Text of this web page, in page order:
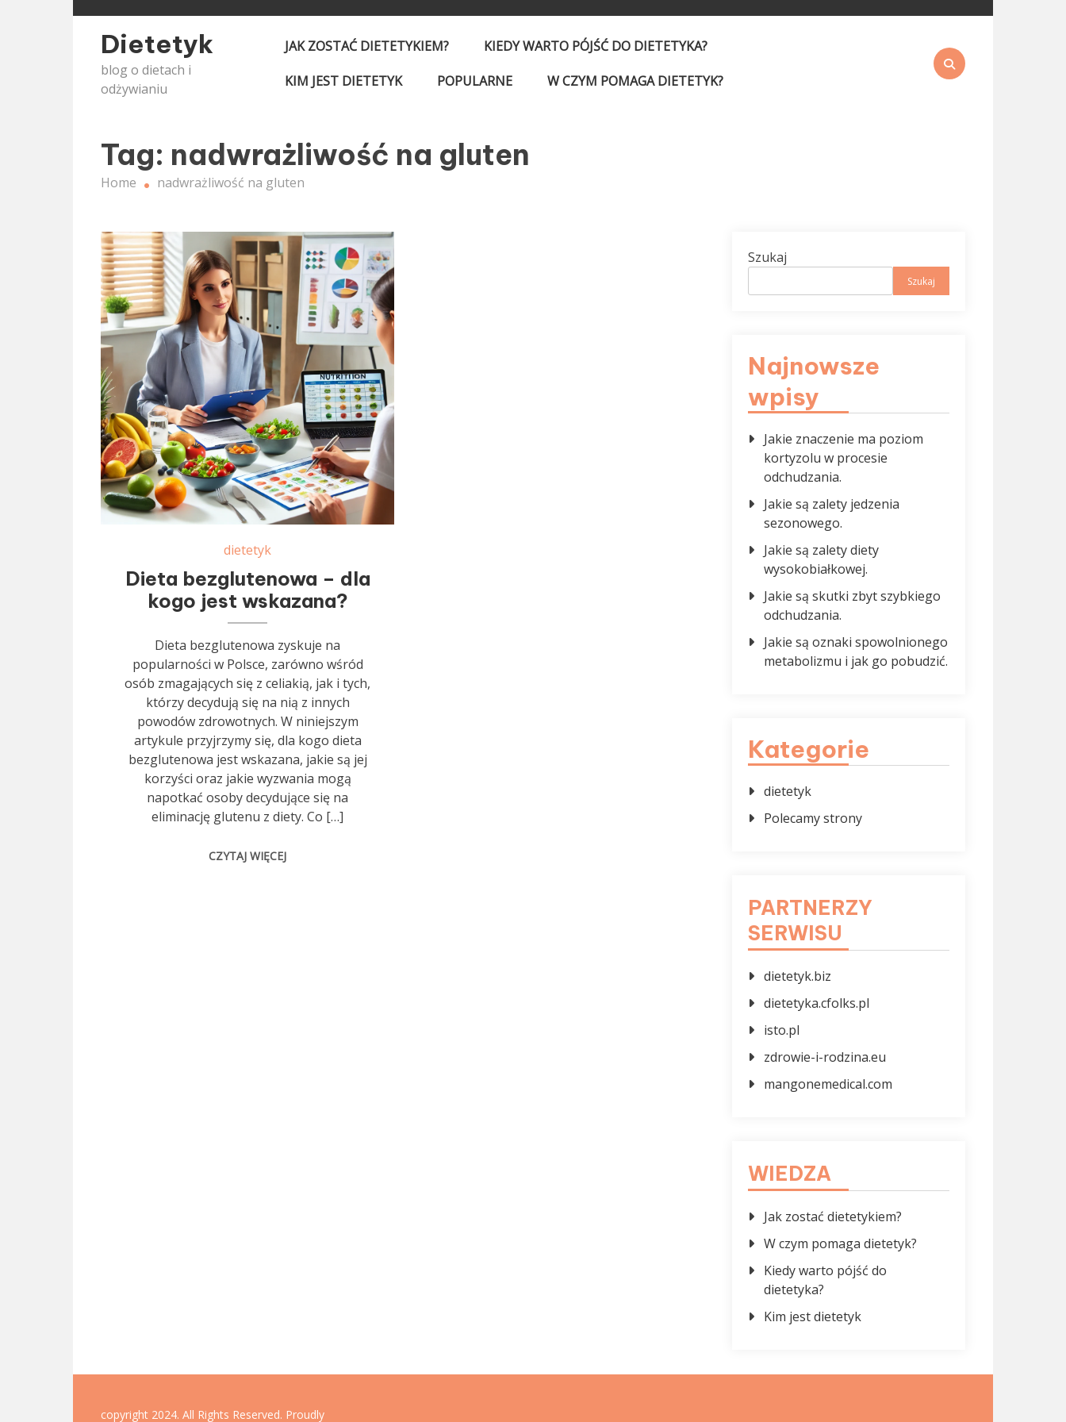
contentDietetyk
blog o dietach i
odżywianiu
JAK ZOSTAĆ DIETETYKIEM?
KIEDY WARTO PÓJŚĆ DO DIETETYKA?
KIM JEST DIETETYK
POPULARNE W CZYM POMAGA DIETETYK?
Tag: nadwrażliwość na gluten
Home nadwrażliwość na gluten
dietetyk
Dieta bezglutenowa – dla
kogo jest wskazana?
Dieta bezglutenowa zyskuje na
popularności w Polsce, zarówno wśród
osób zmagających się z celiakią, jak i tych,
którzy decydują się na nią z innych
powodów zdrowotnych. W niniejszym
artykule przyjrzymy się, dla kogo dieta
bezglutenowa jest wskazana, jakie są jej
korzyści oraz jakie wyzwania mogą
napotkać osoby decydujące się na
eliminację glutenu z diety. Co […]
CZYTAJ WIĘCEJ
Szukaj
Szukaj
Najnowsze
wpisy
Jakie znaczenie ma poziom
kortyzolu w procesie
odchudzania.
Jakie są zalety jedzenia
sezonowego.
Jakie są zalety diety
wysokobiałkowej.
Jakie są skutki zbyt szybkiego
odchudzania.
Jakie są oznaki spowolnionego
metabolizmu i jak go pobudzić.
Kategorie
dietetyk
Polecamy strony
PARTNERZY
SERWISU
dietetyk.biz
dietetyka.cfolks.pl
isto.pl
zdrowie-i-rodzina.eu
mangonemedical.com
WIEDZA
Jak zostać dietetykiem?
W czym pomaga dietetyk?
Kiedy warto pójść do
dietetyka?
Kim jest dietetyk
copyright 2024. All Rights Reserved. Proudly